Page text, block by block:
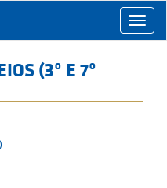
Toggle
(3º E 7º